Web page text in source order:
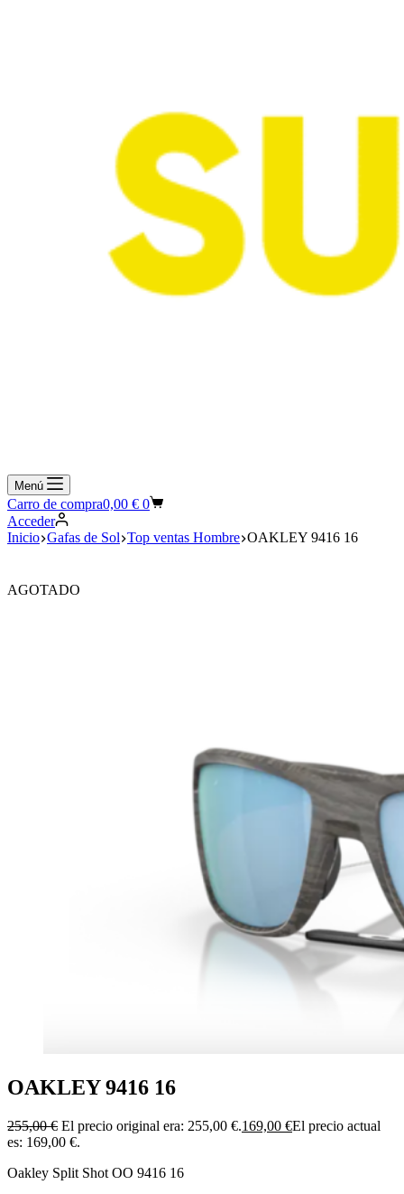
Menú
Carro de compra0,00 € 0
Acceder
Inicio Gafas de Sol Top ventas Hombre OAKLEY 9416 16
AGOTADO
OAKLEY 9416 16
255,00€ El precio original era: 255,00 €.169,00 €El precio actual
es: 169,00 €.
Oakley Split Shot OO 9416 16